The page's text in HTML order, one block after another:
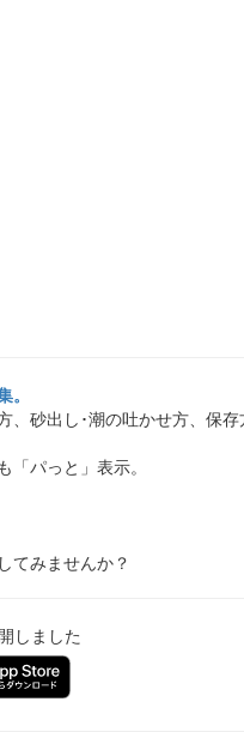
砂出し･潮の吐かせ方、保存
パっと」表示。
てみませんか？
しました